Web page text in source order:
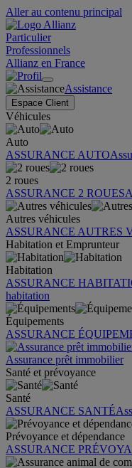
Aller au contenu principal
Particulier
Professionnels
Allianz en France
Assistance
Espace Client
Véhicules
Auto
ASSURANCE AUTO
2 roues
ASSURANCE 2 ROUES
Autres véhicules
ASSURANCE AUTRES
Habitation et Emprunteur
Habitation
ASSURANCE
habitation
Équipements
ASSURANCE
Assurance prêt immobilier
Santé et prévoyance
Santé
ASSURANCE SANTÉ
Prévoyance et dépendance
ASSURANCE